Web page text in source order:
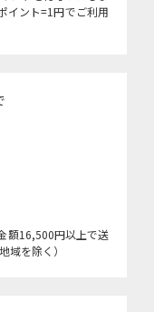
イント=1円でご利用
額16,500円以上で送
域を除く）